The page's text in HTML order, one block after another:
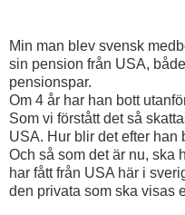
Min man blev svensk
sin pension från USA,
pensionspar.
Om 4 år har han bott
Som vi förstått det så
USA. Hur blir det efter han
Och så som det är nu, ska
har fått från USA här i
den privata som ska visas